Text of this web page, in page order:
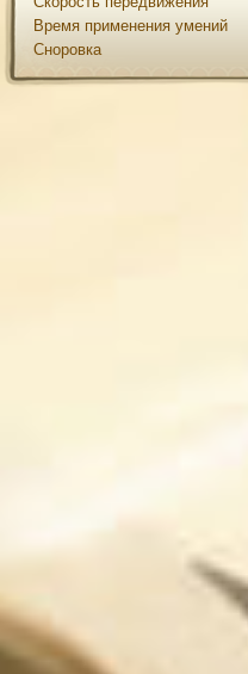
Время применения умений
Сноровка